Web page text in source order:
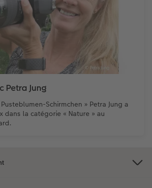
Petra Jung
Schirmchen » Petra Jung a
dans la catégorie « Nature » au